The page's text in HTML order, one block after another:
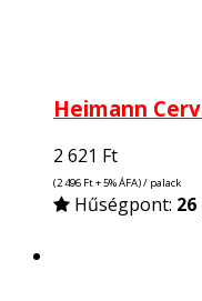
Heimann
2 621 Ft
(2 496 Ft+ 5% ÁFA) / palack
Hűségpont: 26